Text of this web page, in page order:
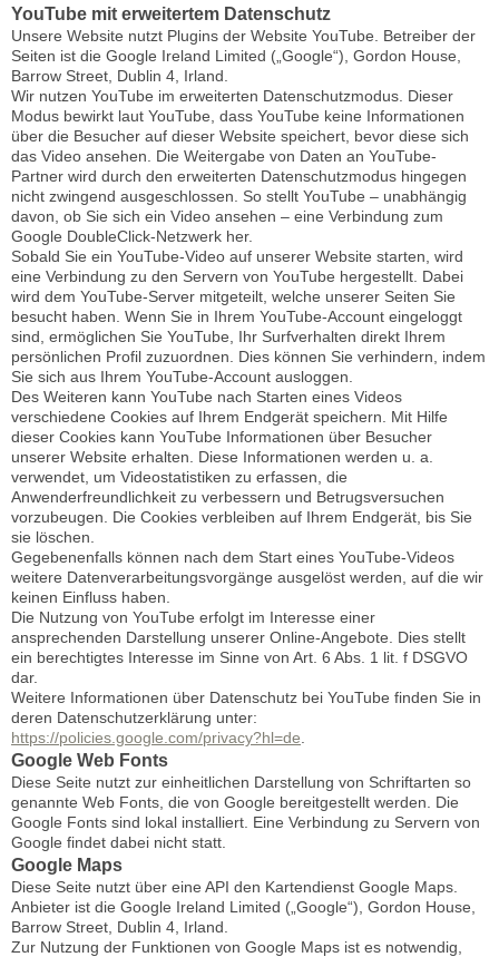
YouTube mit erweitertem Datenschutz
Unsere Website nutzt Plugins der Website YouTube. Betreiber der
Seiten ist die Google Ireland Limited („Google“), Gordon House,
Barrow Street, Dublin 4, Irland.
Wir nutzen YouTube im erweiterten Datenschutzmodus. Dieser
Modus bewirkt laut YouTube, dass YouTube keine Informationen
über die Besucher auf dieser Website speichert, bevor diese sich
das Video ansehen. Die Weitergabe von Daten an YouTube-
Partner wird durch den erweiterten Datenschutzmodus hingegen
nicht zwingend ausgeschlossen. So stellt YouTube – unabhängig
davon, ob Sie sich ein Video ansehen – eine Verbindung zum
Google DoubleClick-Netzwerk her.
Sobald Sie ein YouTube-Video auf unserer Website starten, wird
eine Verbindung zu den Servern von YouTube hergestellt. Dabei
wird dem YouTube-Server mitgeteilt, welche unserer Seiten Sie
besucht haben. Wenn Sie in Ihrem YouTube-Account eingeloggt
sind, ermöglichen Sie YouTube, Ihr Surfverhalten direkt Ihrem
persönlichen Profil zuzuordnen. Dies können Sie verhindern, indem
Sie sich aus Ihrem YouTube-Account ausloggen.
Des Weiteren kann YouTube nach Starten eines Videos
verschiedene Cookies auf Ihrem Endgerät speichern. Mit Hilfe
dieser Cookies kann YouTube Informationen über Besucher
unserer Website erhalten. Diese Informationen werden u. a.
verwendet, um Videostatistiken zu erfassen, die
Anwenderfreundlichkeit zu verbessern und Betrugsversuchen
vorzubeugen. Die Cookies verbleiben auf Ihrem Endgerät, bis Sie
sie löschen.
Gegebenenfalls können nach dem Start eines YouTube-Videos
weitere Datenverarbeitungsvorgänge ausgelöst werden, auf die wir
keinen Einfluss haben.
Die Nutzung von YouTube erfolgt im Interesse einer
ansprechenden Darstellung unserer Online-Angebote. Dies stellt
ein berechtigtes Interesse im Sinne von Art. 6 Abs. 1 lit. f DSGVO
dar.
Weitere Informationen über Datenschutz bei YouTube finden Sie in
deren Datenschutzerklärung unter:
https://policies.google.com/privacy?hl=de
Google Web Fonts
Diese Seite nutzt zur einheitlichen Darstellung von Schriftarten so
genannte Web Fonts, die von Google bereitgestellt werden. Die
Google Fonts sind lokal installiert. Eine Verbindung zu Servern von
Google findet dabei nicht statt.
Google Maps
Diese Seite nutzt über eine API den Kartendienst Google Maps.
Anbieter ist die Google Ireland Limited („Google“), Gordon House,
Barrow Street, Dublin 4, Irland.
Zur Nutzung der Funktionen von Google Maps ist es notwendig,